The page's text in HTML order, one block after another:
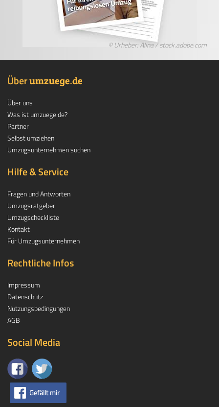
© Urheber: Alina / stock.adobe.com
Überumzuege.de
Über uns
Was ist umzuege.de?
Partner
Selbst umziehen
Umzugsunternehmen suchen
Hilfe & Service
Fragen und Antworten
Umzugsratgeber
Umzugscheckliste
Kontakt
Für Umzugsunternehmen
Rechtliche Infos
Impressum
Datenschutz
Nutzungsbedingungen
AGB
Social Media
Gefällt mir